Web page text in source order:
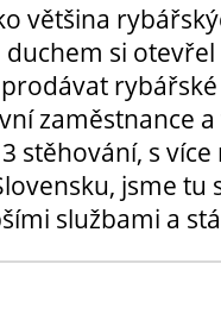
většina
si
zaměstnance
stěhování, s
jsme tu
službami a